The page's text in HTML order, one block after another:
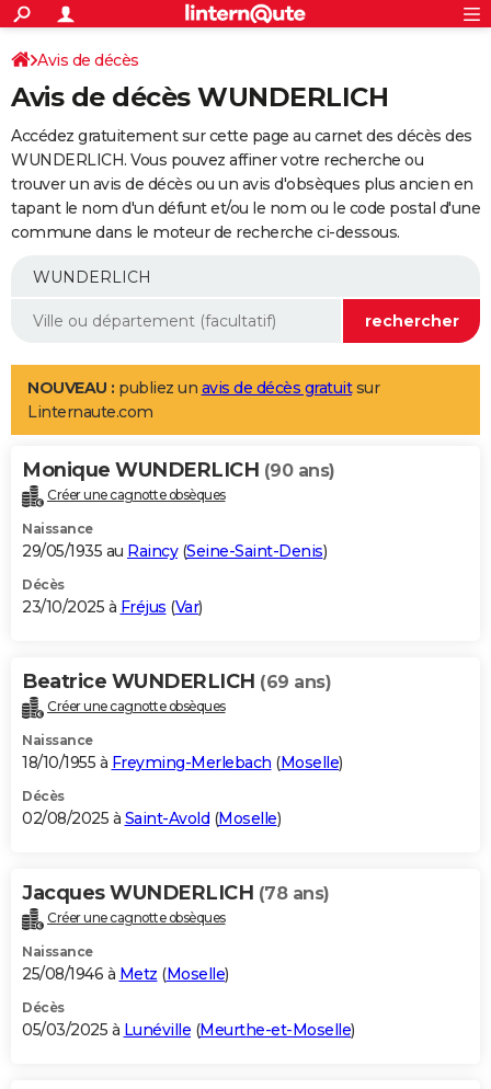
ACTUALITÉS
Politique
Société
Faits Divers
Education
Monde
Villes
+
SPORT
Coupe du monde 2026
Football
Tennis
Cyclisme
Rugby
Forum
Programme TV
TNT
Streaming
Cinéma
Sorties cinéma
Musique
+
FINANCE
Retraite
Epargne
Immobilier
Risques naturels par ville
Assurance
AUTO
Essais
Réserver un essai
Citadines
Berlines
SUV
Forum auto
+
Mobiles
Meilleur smartphone
Internet
Ordinateurs
Jeux vidéo
Guide high-tech
Aménagement intérieur
LIFESTYLE
Art de vivre
Bien-être
Loisirs
Mode
Modes de vie
Alimentation
Guide de la santé
Maladies
Médicaments
Sommeil
VOYAGE
Destinations
City break
Voyage nature
Voyage de noces
Forum
Climat
+PHOTO
GUIDES D'ACHAT
BONS PLANS
Carte de Noël
Carte Bonne année
Carte Saint-Valentin
Carte Pâques
Carte d'anniversaire
DICTIONNAIRE
Dictionnaire
Biographies
Citations
Expressions
Proverbes
PROGRAMME TV
S'inscrire
Se connecter
Lycées
Collèges
Primaires
Universités
Entreprises
Service militaire
Avis de recherche
AVIS DE DÉCÈS
Bricolage
Lifestyle
Culture
Sport
Auto
Television
Voyage
Cinema
Avis de décès
Avis de décès WUNDERLICH
Accédez gratuitement sur cette page au carnet des décès des
WUNDERLICH. Vous pouvez affiner votre recherche ou
trouver un avis de décès ou un avis d'obsèques plus ancien en
tapant le nom d'un défunt et/ou le nom ou le code postal d'une
commune dans le moteur de recherche ci-dessous.
NOUVEAU : publiez un avis de décès gratuitsur
Linternaute.com
Monique WUNDERLICH (90 ans)
Créer une cagnotte obsèques
Naissance
29/05/1935 au Raincy(Seine-Saint-Denis)
Décès
23/10/2025 à Fréjus (Var)
Beatrice WUNDERLICH (69 ans)
Créer une cagnotte obsèques
Naissance
18/10/1955 à Freyming-Merlebach (Moselle)
Décès
02/08/2025 à Saint-Avold (Moselle)
Jacques WUNDERLICH (78 ans)
Créer une cagnotte obsèques
Naissance
25/08/1946 à Metz (Moselle)
Décès
05/03/2025 à Lunéville (Meurthe-et-Moselle)